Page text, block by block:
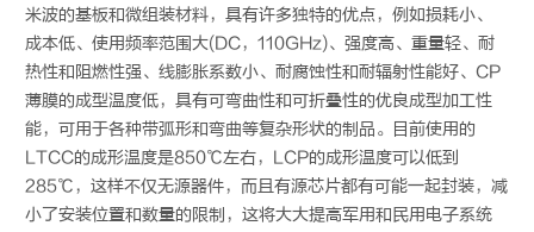
米波的基板和微组装材料，具有许多独特的优点，例如损耗小、
成本低、使用频率范围大(DC，110GHz)、强度高、重量轻、耐
热性和阻燃性强、线膨胀系数小、耐腐蚀性和耐辐射性能好、CP
薄膜的成型温度低，具有可弯曲性和可折叠性的优良成型加工性
能，可用于各种带弧形和弯曲等复杂形状的制品。目前使用的
LTCC的成形温度是850℃左右，LCP的成形温度可以低到
285℃，这样不仅无源器件，而且有源芯片都有可能一起封装，减
小了安装位置和数量的限制，这将大大提高军用和民用电子系统